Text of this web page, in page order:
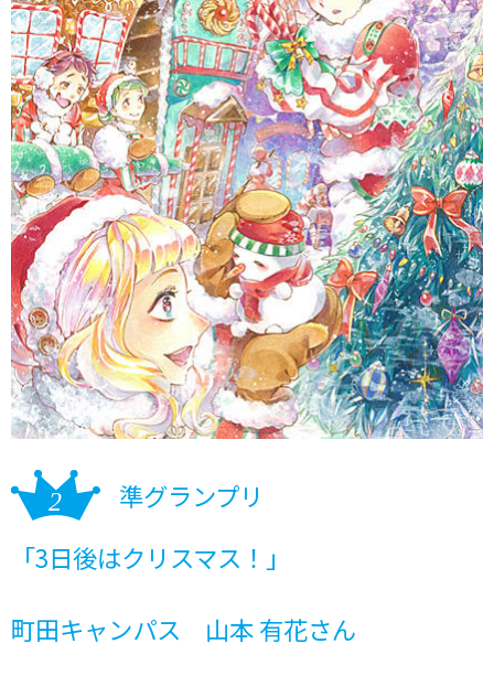
準グランプリ
「3日後はクリスマス！」
町田キャンパス 山本 有花さん